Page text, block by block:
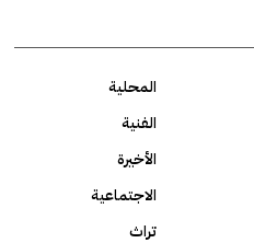
المحلية
الفنية
الأخيرة
الاجتماعية
تراث